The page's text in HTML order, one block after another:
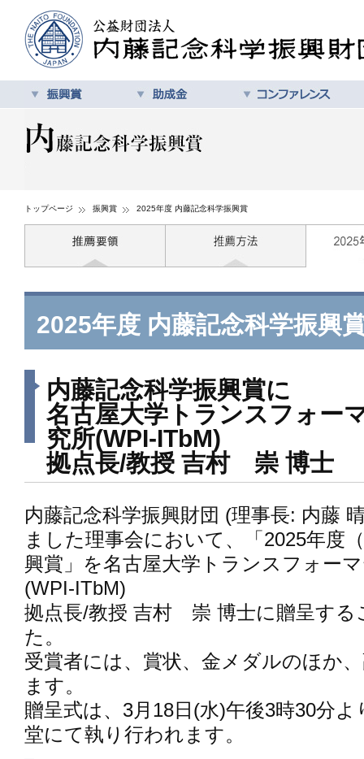
トップページ 振興賞 2025年度 内藤記念科学振興賞
2025年度 内藤記念科学振興
内藤記念科学振興賞に
名古屋大学トランスフォー
究所(WPI-ITbM)
拠点長/教授 吉村 崇 博士
内藤記念科学振興財団 (理事長: 内藤
ました理事会において、「2025年度
興賞」を名古屋大学トランスフォー
(WPI-ITbM)
拠点長/教授 吉村 崇 博士に贈呈する
た。
受賞者には、賞状、金メダルのほか
ます。
贈呈式は、3月18日(水)午後3時30分
堂にて執り行われます。